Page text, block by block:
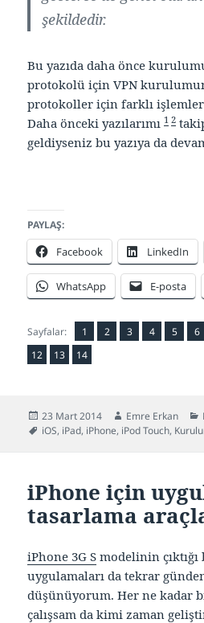
şekildedir.
Bu yazıda daha önce
protokolü için VPN
protokoller için farklı işlemler
Daha önceki yazılarımı1 2
geldiyseniz bu yazıya da
PAYLAŞ:
Facebook LinkedIn
WhatsApp E-posta
Sayfalar: Sayfa
1 ,
Sayfa
2 ,
Sayfa
3 ,
Sayfa
4 ,
Sayfa
5 ,
6
Sayfa
12 ,
Sayfa
13 ,
Sayfa
14
Yayın
tarihi
23 Mart 2014 Yazar
Emre Erkan
Etiketler
iOS, iPad, iPhone, iPod Touch,
iPhone için
tasarlama
iPhone 3G S modelinin
uygulamaları da tekrar
düşünüyorum. Her ne kadar
çalışsam da kimi zaman